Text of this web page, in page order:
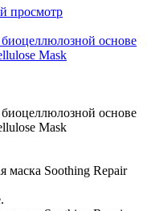
просмотр
основе
Mask
основе
Mask
маска Soothing Repair